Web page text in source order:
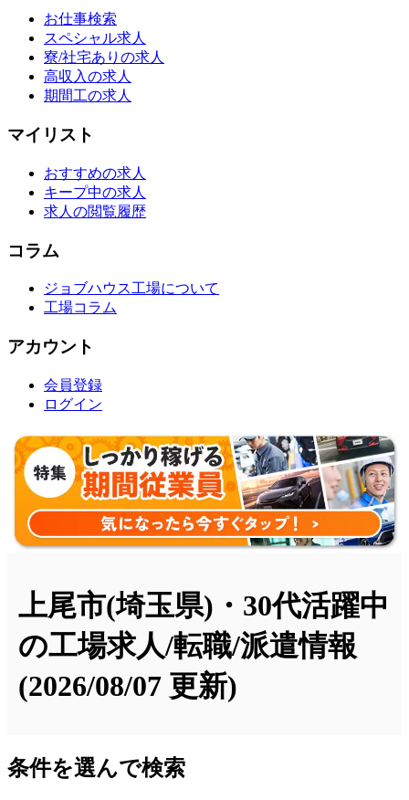
お仕事検索
スペシャル求人
寮/社宅ありの求人
高収入の求人
期間工の求人
マイリスト
おすすめの求人
キープ中の求人
求人の閲覧履歴
コラム
ジョブハウス工場について
工場コラム
アカウント
会員登録
ログイン
上尾市(埼玉県)・30代活躍中
の工場求人/転職/派遣情報
(2026/08/07 更新)
条件を選んで検索